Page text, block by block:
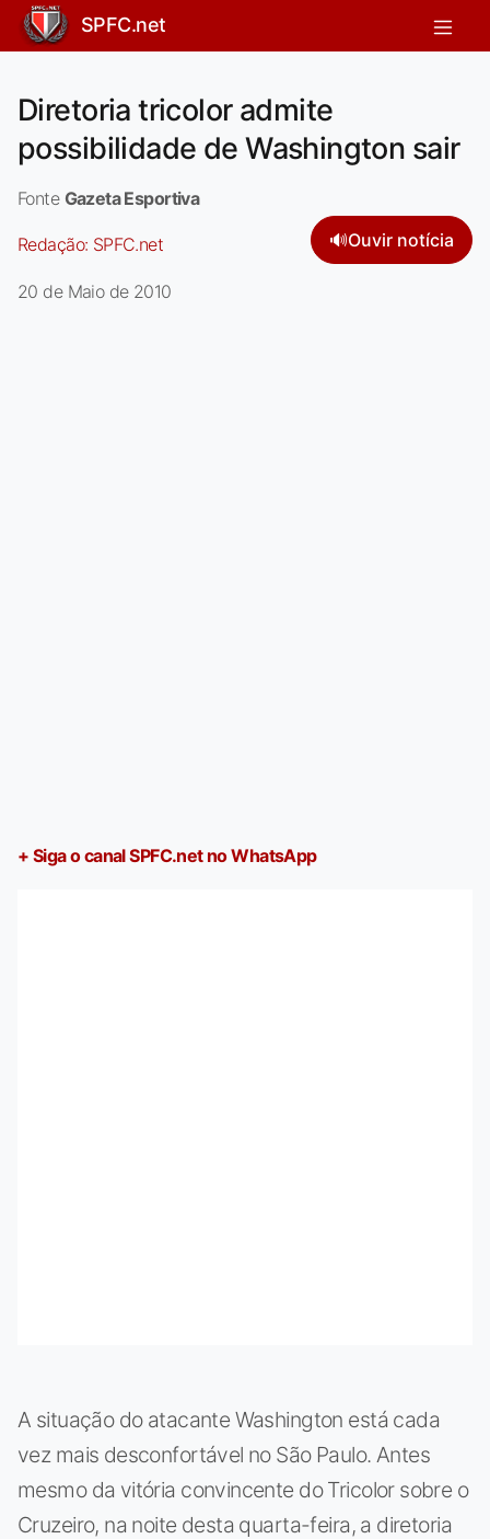
SPFC.net
Diretoria tricolor admite
possibilidade de Washington sair
Fonte Gazeta Esportiva
Redação: SPFC.net 🔊Ouvir notícia
20 de Maio de 2010
+ Siga o canal SPFC.net no WhatsApp
A situação do atacante Washington está cada
vez mais desconfortável no São Paulo. Antes
mesmo da vitória convincente do Tricolor sobre o
Cruzeiro, na noite desta quarta-feira, a diretoria